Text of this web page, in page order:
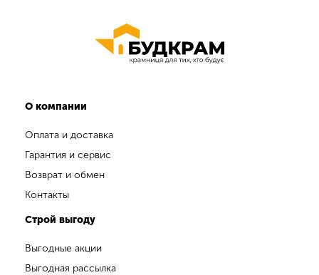
О компании
Оплата и доставка
Гарантия и сервис
Возврат и обмен
Контакты
Строй выгоду
Выгодные акции
Выгодная рассылка